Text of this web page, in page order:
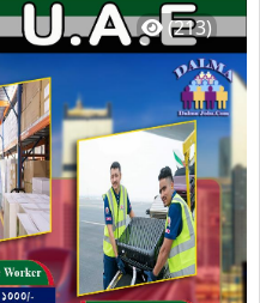
পারবেন, তারাই যোগাযোগ করুন।
প্রস্তুত? তাহলে আর দেরি না করে
Website)
(213)